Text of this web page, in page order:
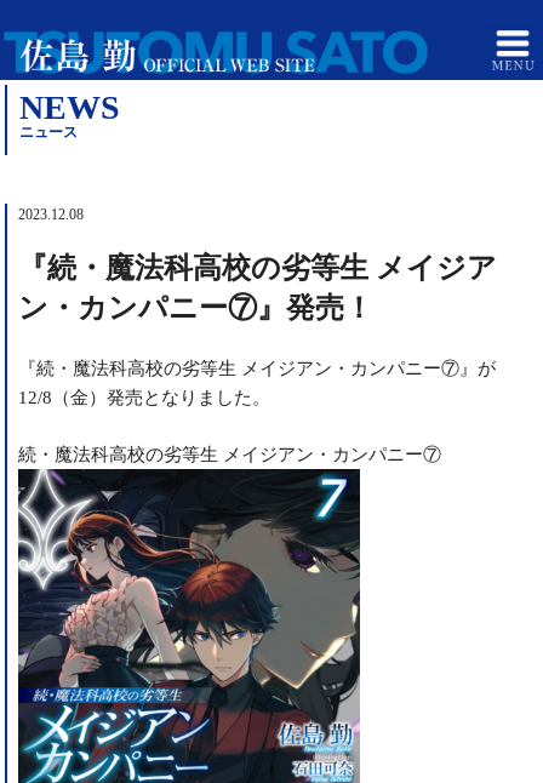
NEWS
ニュース
2023.12.08
『続・魔法科高校の劣等生 メイジア
ン・カンパニー⑦』発売！
『続・魔法科高校の劣等生 メイジアン・カンパニー⑦』が
12/8（金）発売となりました。
続・魔法科高校の劣等生 メイジアン・カンパニー⑦